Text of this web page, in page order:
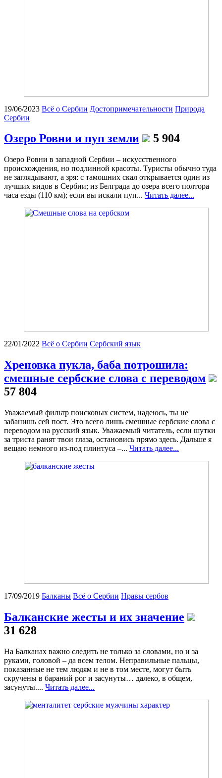
19/06/2023 Всё о Сербии Достопримечательности Природа
Сербии
Озеро Ровни и пуп земли 5 904
Озеро Ровни в западной Сербии – искусственного
происхождения, но подлинной красоты. Туристы обычно туда
не заглядывают, а зря: с тамошних скал открывается один из
лучших видов в Сербии; из Белграда до озера всего полтора
часа езды (110 км); если вы искали пуп... Читать далее...
22/01/2022 Всё о Сербии Сербский язык
Хреновка пукла, баба потрошила:
смешные сербские слова с переводом
57 804
Уважаемый фильтр поисковых систем, надеюсь, ты не
забанишь сей пост. Это всего лишь смешные сербские слова с
переводом на русский язык. Уважаемый читатель, если шутки
за триста ранят твои глаза, остановись прямо здесь. Дальше я
вещаю немного из-под плинтуса –... Читать далее...
17/09/2019 Балканы Всё о Сербии Нравы сербов
Балканские жесты и их значение
31 628
На Балканах важно следить не только за словами, но и за
руками, головой – да всем телом. Неправильные пальцы,
показанные не тем людям и не в том месте, могут быть
скручены в бараний рог и засунуты… далеко, в общем,
засунуты.... Читать далее...